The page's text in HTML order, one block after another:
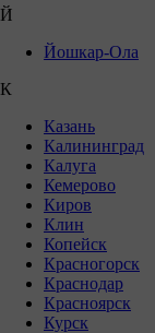
Й
Йошкар-Ола
К
Казань
Калининград
Калуга
Кемерово
Киров
Клин
Копейск
Красногорск
Краснодар
Красноярск
Курск